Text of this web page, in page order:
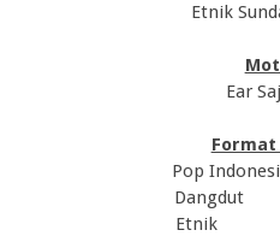
Etnik
Ear
Format
Pop
Dangdut
Etnik